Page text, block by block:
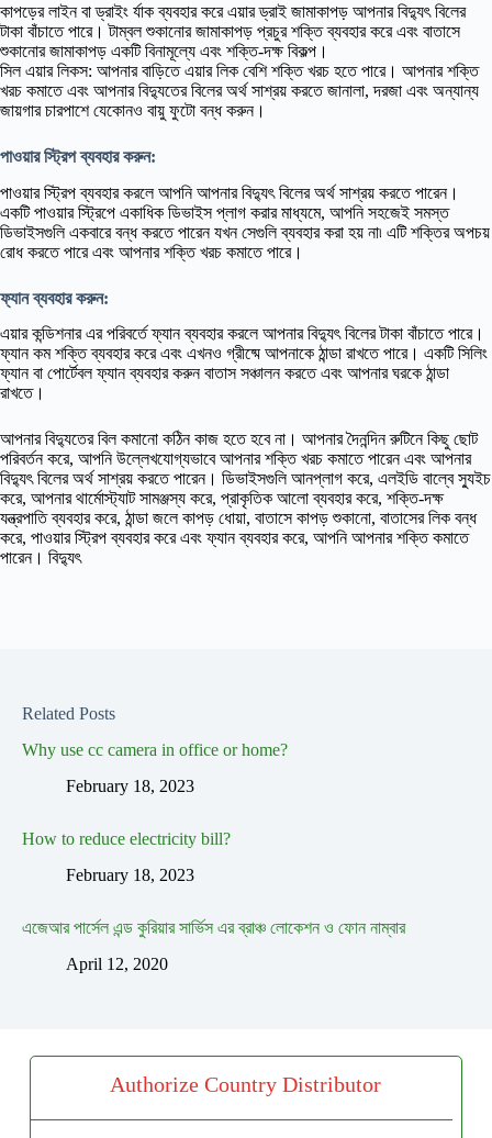
কাপড়ের লাইন বা ড্রাইং র্যাক ব্যবহার করে এয়ার ড্রাই জামাকাপড় আপনার বিদ্যুৎ বিলের
টাকা বাঁচাতে পারে। টাম্বল শুকানোর জামাকাপড় প্রচুর শক্তি ব্যবহার করে এবং বাতাসে
শুকানোর জামাকাপড় একটি বিনামূল্যে এবং শক্তি-দক্ষ বিকল্প।
সিল এয়ার লিকস: আপনার বাড়িতে এয়ার লিক বেশি শক্তি খরচ হতে পারে। আপনার শক্তি
খরচ কমাতে এবং আপনার বিদ্যুতের বিলের অর্থ সাশ্রয় করতে জানালা, দরজা এবং অন্যান্য
জায়গার চারপাশে যেকোনও বায়ু ফুটো বন্ধ করুন।
পাওয়ার স্ট্রিপ ব্যবহার করুন:
পাওয়ার স্ট্রিপ ব্যবহার করলে আপনি আপনার বিদ্যুৎ বিলের অর্থ সাশ্রয় করতে পারেন।
একটি পাওয়ার স্ট্রিপে একাধিক ডিভাইস প্লাগ করার মাধ্যমে, আপনি সহজেই সমস্ত
ডিভাইসগুলি একবারে বন্ধ করতে পারেন যখন সেগুলি ব্যবহার করা হয় না৷ এটি শক্তির অপচয়
রোধ করতে পারে এবং আপনার শক্তি খরচ কমাতে পারে।
ফ্যান ব্যবহার করুন:
এয়ার কন্ডিশনার এর পরিবর্তে ফ্যান ব্যবহার করলে আপনার বিদ্যুৎ বিলের টাকা বাঁচাতে পারে।
ফ্যান কম শক্তি ব্যবহার করে এবং এখনও গ্রীষ্মে আপনাকে ঠান্ডা রাখতে পারে। একটি সিলিং
ফ্যান বা পোর্টেবল ফ্যান ব্যবহার করুন বাতাস সঞ্চালন করতে এবং আপনার ঘরকে ঠান্ডা
রাখতে।
আপনার বিদ্যুতের বিল কমানো কঠিন কাজ হতে হবে না। আপনার দৈনন্দিন রুটিনে কিছু ছোট
পরিবর্তন করে, আপনি উল্লেখযোগ্যভাবে আপনার শক্তি খরচ কমাতে পারেন এবং আপনার
বিদ্যুৎ বিলের অর্থ সাশ্রয় করতে পারেন। ডিভাইসগুলি আনপ্লাগ করে, এলইডি বাল্বে স্যুইচ
করে, আপনার থার্মোস্ট্যাট সামঞ্জস্য করে, প্রাকৃতিক আলো ব্যবহার করে, শক্তি-দক্ষ
যন্ত্রপাতি ব্যবহার করে, ঠান্ডা জলে কাপড় ধোয়া, বাতাসে কাপড় শুকানো, বাতাসের লিক বন্ধ
করে, পাওয়ার স্ট্রিপ ব্যবহার করে এবং ফ্যান ব্যবহার করে, আপনি আপনার শক্তি কমাতে
পারেন। বিদ্যুৎ
Related Posts
Why use cc camera in office or home?
February 18, 2023
How to reduce electricity bill?
February 18, 2023
এজেআর পার্সেল এন্ড কুরিয়ার সার্ভিস এর ব্রাঞ্চ লোকেশন ও ফোন নাম্বার
April 12, 2020
Authorize Country Distributor